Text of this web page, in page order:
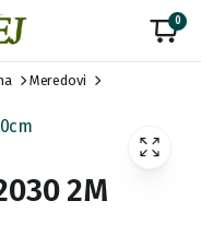
0
Meredovi
2M